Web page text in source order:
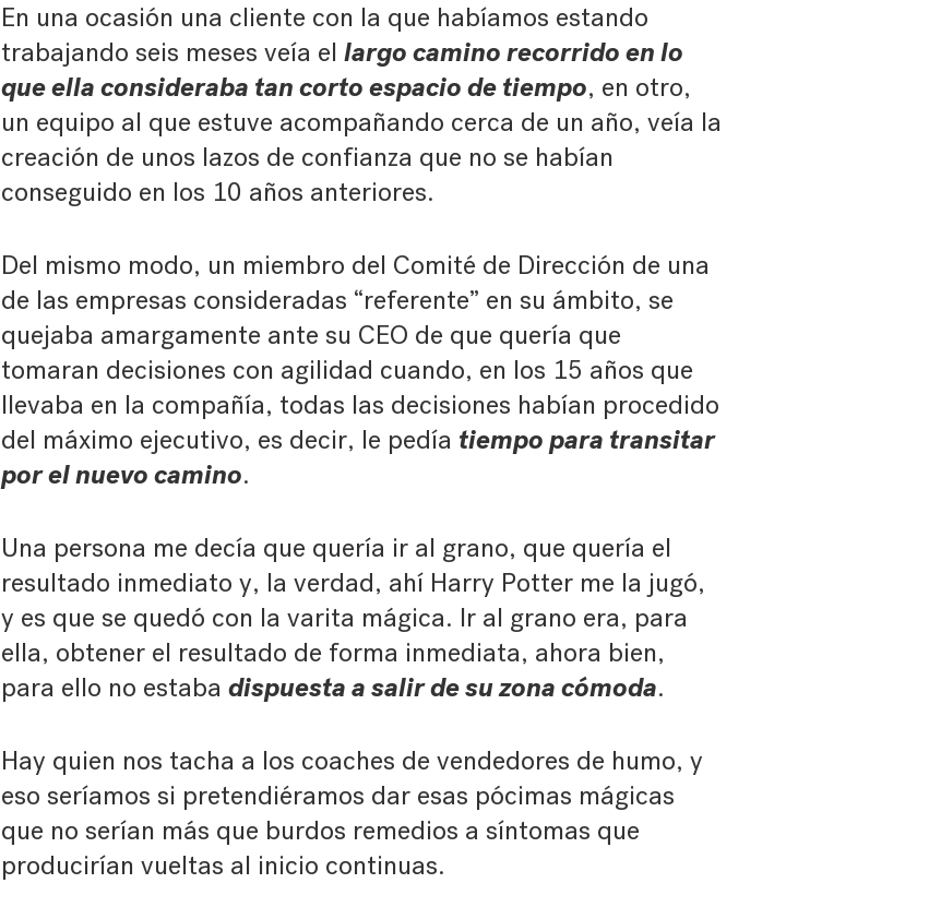
En una ocasión una cliente con la que habíamos estando
trabajando seis meses veía el largo camino recorrido en lo
que ella consideraba tan corto espacio de tiempo, en otro,
un equipo al que estuve acompañando cerca de un año, veía la
creación de unos lazos de confianza que no se habían
conseguido en los 10 años anteriores.
Del mismo modo, un miembro del Comité de Dirección de una
de las empresas consideradas “referente” en su ámbito, se
quejaba amargamente ante su CEO de que quería que
tomaran decisiones con agilidad cuando, en los 15 años que
llevaba en la compañía, todas las decisiones habían procedido
del máximo ejecutivo, es decir, le pedía tiempo para transitar
por el nuevo camino.
Una persona me decía que quería ir al grano, que quería el
resultado inmediato y, la verdad, ahí Harry Potter me la jugó,
y es que se quedó con la varita mágica. Ir al grano era, para
ella, obtener el resultado de forma inmediata, ahora bien,
para ello no estaba dispuesta a salir de su zona cómoda.
Hay quien nos tacha a los coaches de vendedores de humo, y
eso seríamos si pretendiéramos dar esas pócimas mágicas
que no serían más que burdos remedios a síntomas que
producirían vueltas al inicio continuas.